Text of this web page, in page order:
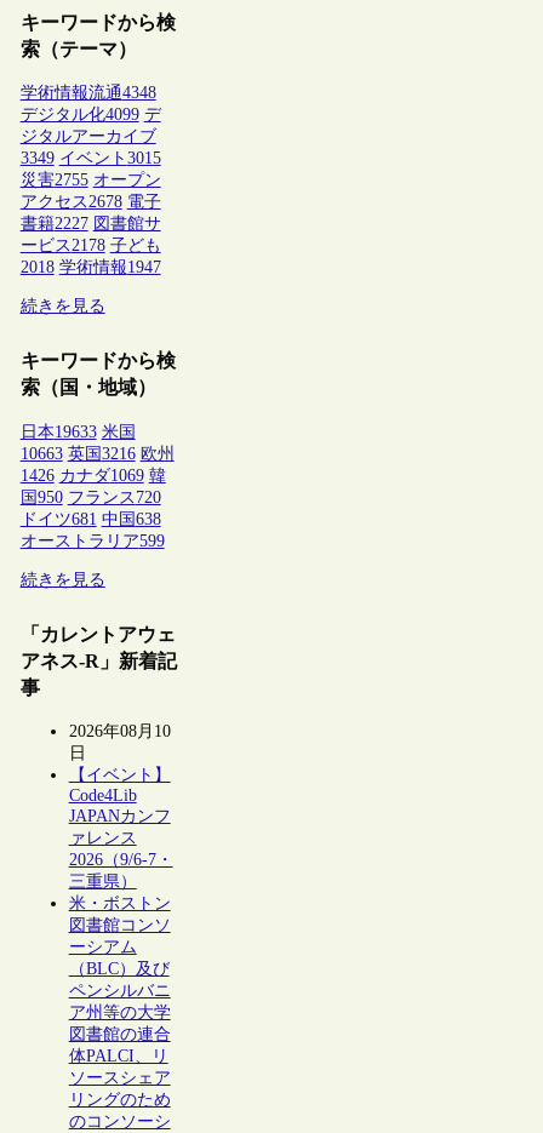
キーワードから検
索（テーマ）
学術情報流通4348
デジタル化4099 デ
ジタルアーカイブ
3349 イベント 3015
災害2755 オープン
アクセス2678 電子
書籍2227 図書館サ
ービス2178 子ども
2018 学術情報1947
続きを見る
キーワードから検
索（国・地域）
日本19633 米国
10663 英国3216 欧州
1426 カナダ1069 韓
国950 フランス 720
ドイツ681 中国638
オーストラリア599
続きを見る
「カレントアウェ
アネス-R」新着記
事
2026年08月10
日
【イベント】
Code4Lib
JAPANカンフ
ァレンス
2026（9/6-7・
三重県）
米・ボストン
図書館コンソ
ーシアム
（BLC）及び
ペンシルバニ
ア州等の大学
図書館の連合
体PALCI、リ
ソースシェア
リングのため
のコンソーシ